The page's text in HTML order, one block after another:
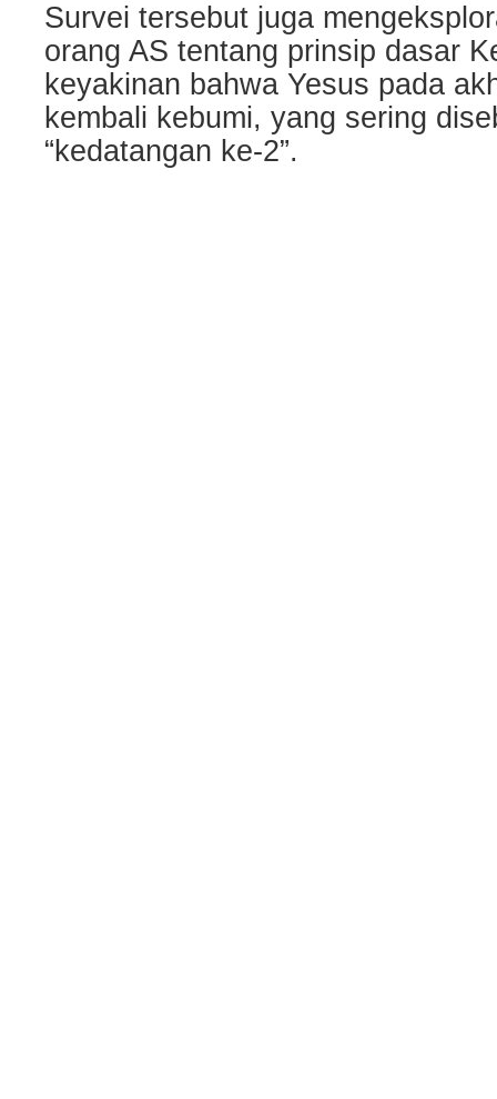
Survei tersebut juga
orang AS tentang prinsip dasar
keyakinan bahwa Yesus pada
kembali kebumi, yang sering
“kedatangan ke-2”.